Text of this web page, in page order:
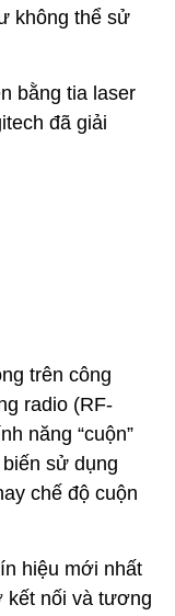
không thể sử
bằng tia laser
đã giải
trên công
radio (RF-
năng “cuộn”
sử dụng
chế độ cuộn
hiệu mới nhất
kết nối và tương